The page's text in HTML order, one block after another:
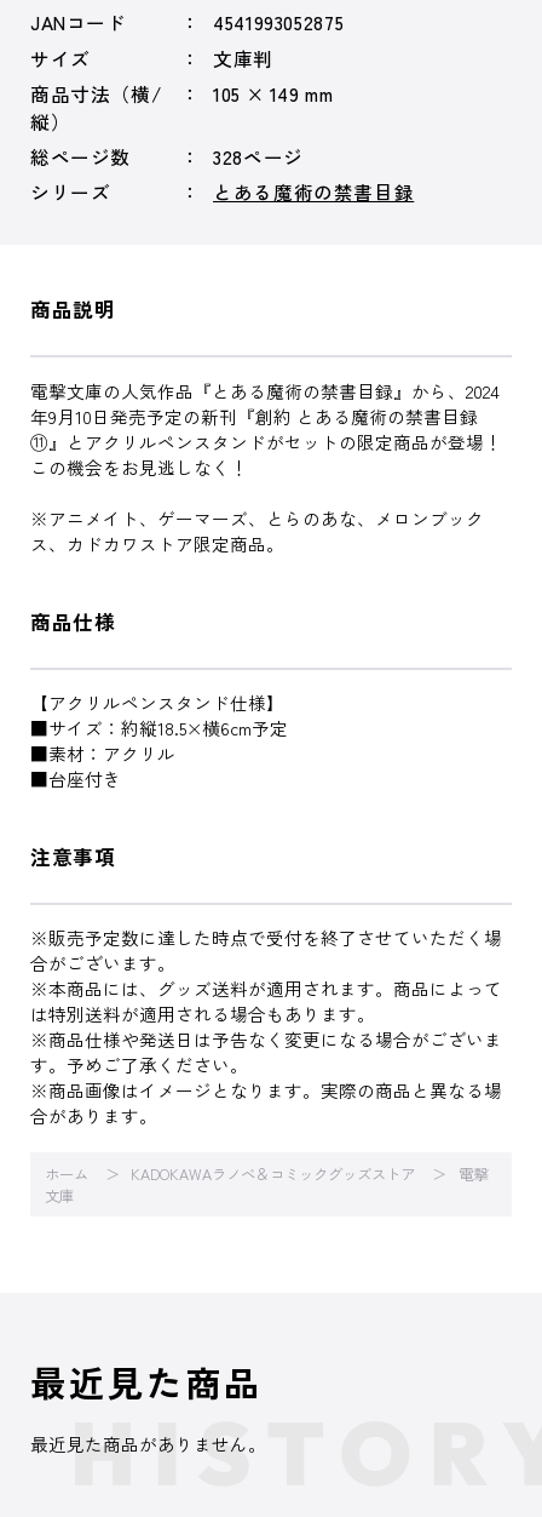
JANコード
4541993052875
サイズ
文庫判
商品寸法（横/
縦）
105 × 149 mm
総ページ数
328ページ
シリーズ
とある魔術の禁書目録
商品説明
電撃文庫の人気作品『とある魔術の禁書目録』から、2024
年9月10日発売予定の新刊『創約 とある魔術の禁書目録
⑪』とアクリルペンスタンドがセットの限定商品が登場！
この機会をお見逃しなく！
※アニメイト、ゲーマーズ、とらのあな、メロンブック
ス、カドカワストア限定商品。
商品仕様
【アクリルペンスタンド仕様】
■サイズ：約縦18.5×横6cm予定
■素材：アクリル
■台座付き
注意事項
※販売予定数に達した時点で受付を終了させていただく場
合がございます。
※本商品には、グッズ送料が適用されます。商品によって
は特別送料が適用される場合もあります。
※商品仕様や発送日は予告なく変更になる場合がございま
す。予めご了承ください。
※商品画像はイメージとなります。実際の商品と異なる場
合があります。
ホーム KADOKAWAラノベ＆コミックグッズストア
電撃
文庫
最近見た商品
最近見た商品がありません。